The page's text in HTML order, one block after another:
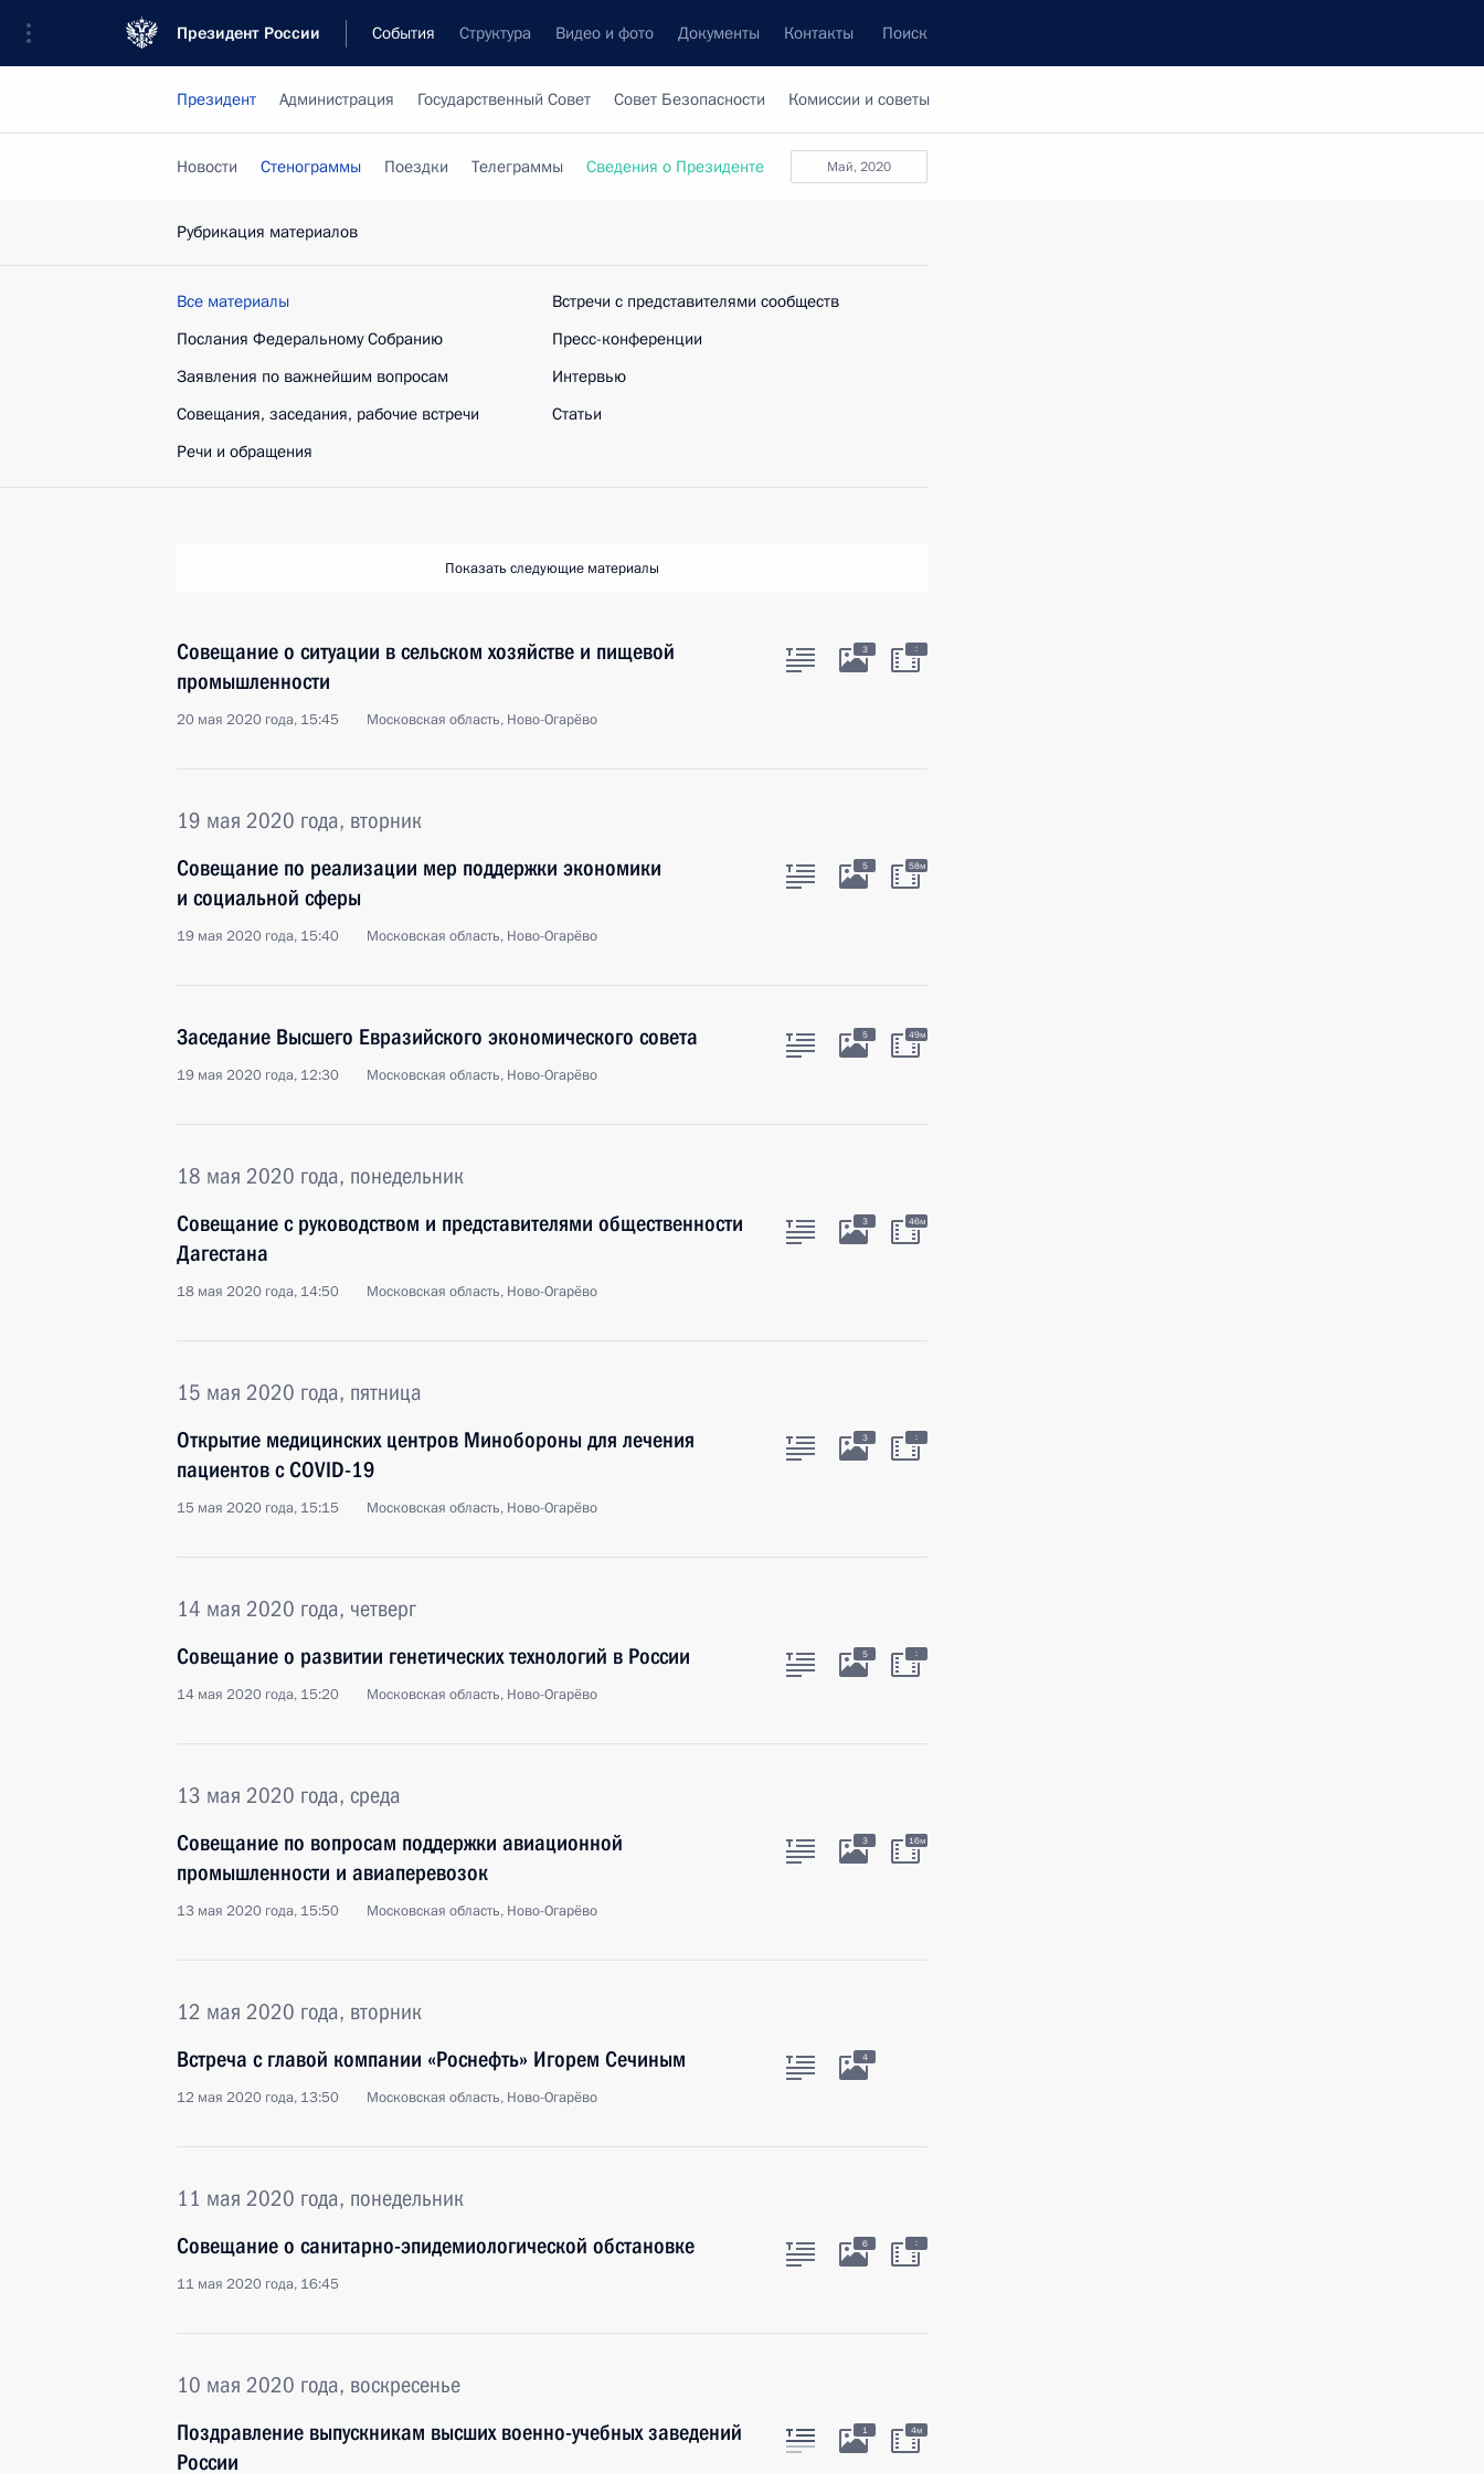
Президент России События Структура Видео и фото Документы Контакты Поиск
Президент Администрация Государственный Совет Совет Безопасности Комиссии и советы
май, 2020
Новости Стенограммы Поездки Телеграммы Сведения о Президенте
Рубрикация материалов
Все материалы
Послания Федеральному Собранию
Заявления по важнейшим вопросам
Совещания, заседания, рабочие встречи
Речи и обращения
Встречи с представителями сообществ
Пресс-конференции
Интервью
Статьи
Показать следующие материалы
Совещание о ситуации в сельском хозяйстве и пищевой
промышленности
20 мая 2020 года, 15:45 Московская область, Ново-Огарёво
3 :
19 мая 2020 года, вторник
Совещание по реализации мер поддержки экономики
и социальной сферы
19 мая 2020 года, 15:40 Московская область, Ново-Огарёво
5 58м
Заседание Высшего Евразийского экономического совета
19 мая 2020 года, 12:30 Московская область, Ново-Огарёво
5 49м
18 мая 2020 года, понедельник
Совещание с руководством и представителями общественности
Дагестана
18 мая 2020 года, 14:50 Московская область, Ново-Огарёво
3 46м
15 мая 2020 года, пятница
Открытие медицинских центров Минобороны для лечения
пациентов с COVID-19
15 мая 2020 года, 15:15 Московская область, Ново-Огарёво
3 :
14 мая 2020 года, четверг
Совещание о развитии генетических технологий в России
14 мая 2020 года, 15:20 Московская область, Ново-Огарёво
5 :
13 мая 2020 года, среда
Совещание по вопросам поддержки авиационной
промышленности и авиаперевозок
13 мая 2020 года, 15:50 Московская область, Ново-Огарёво
3 16м
12 мая 2020 года, вторник
Встреча с главой компании «Роснефть» Игорем Сечиным
12 мая 2020 года, 13:50 Московская область, Ново-Огарёво
4
11 мая 2020 года, понедельник
Совещание о санитарно-эпидемиологической обстановке
11 мая 2020 года, 16:45
6 :
10 мая 2020 года, воскресенье
Поздравление выпускникам высших военно-учебных заведений
России
1 4м